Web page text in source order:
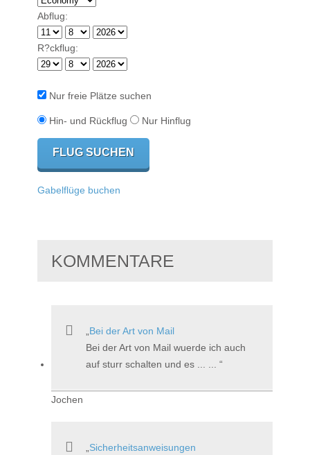
Abflug:
R?ckflug:
Nur freie Plätze suchen
Hin- und Rückflug Nur Hinflug
Gabelflüge buchen
KOMMENTARE
Bei der Art von Mail
Bei der Art von Mail wuerde ich auch
auf sturr schalten und es ... ...
Jochen
Sicherheitsanweisungen